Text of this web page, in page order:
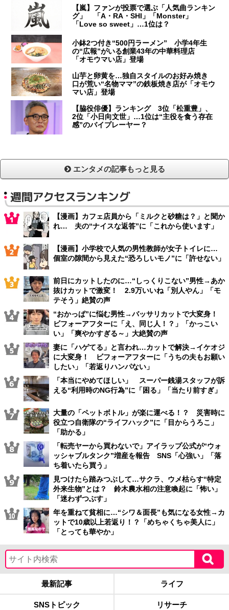
【嵐】ファンが投票で選ぶ「人気曲ランキン
グ」 「A・RA・SHI」「Monster」
「Love so sweet」…1位は？
小鉢2つ付き“500円ラーメン” 小学4年生
の“広報”がいる創業43年の中華料理店
「オモウマい店」登場
山芋と卵黄を…独自スタイルのお好み焼き
口が荒い“名物ママ”の鉄板焼き店が「オモウ
マい店」登場
【脇役俳優】ランキング 3位「松重豊」、
2位「小日向文世」…1位は“主役を食う存在
感”のバイプレーヤー？
エンタメの記事もっと見る
週間アクセスランキング
【漫画】カフェ店員から「ミルクと砂糖は？」と聞か
れ… 夫の“ナイスな返答”に「これから使います」
【漫画】小学校で人気の男性教師が女子トイレに…
個室の隙間から見えた“恐ろしいモノ”に「許せない」
前日にカットしたのに…“しっくりこない”男性→あか
抜けカットで激変！ 2.9万いいね「別人やん」「モ
テそう」絶賛の声
“おかっぱ”に悩む男性→バッサリカットで大変身！
ビフォーアフターに「え、同じ人！？」「かっこい
い」「爽やかすぎる～」大絶賛の声
妻に「ハゲてる」と言われ…カットで解決→イケオジ
に大変身！ ビフォーアフターに「うちの夫もお願い
したい」「若返りハンパない」
「本当にやめてほしい」 スーパー銭湯スタッフが訴
える“利用時のNG行為”に「困る」「当たり前すぎ」
大量の「ペットボトル」が楽に運べる！？ 災害時に
役立つ自衛隊の“ライフハック”に「目からうろこ」
「助かる」
「転売ヤーから買わないで」アイラップ公式が“ウォ
ッシャブルタンク”増産を報告 SNS「心強い」「落
ち着いたら買う」
見つけたら踏みつぶして…サクラ、ウメ枯らす“特定
外来生物”とは？ 鈴木農水相の注意喚起に「怖い」
「迷わずつぶす」
年を重ねて貧相に…“シワ＆面長”も気になる女性→カ
ットで10歳以上若返り！？「めちゃくちゃ美人に」
「とっても華やか」
最新記事 ライフ
SNSトピック リサーチ